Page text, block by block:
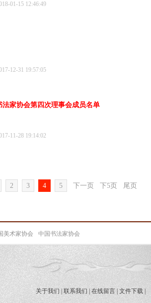
01-15 12:46:49
12-31 19:57:05
法家协会第四次理事会成员名单
11-28 19:14:02
2 3 4 5 下一页 下5页 尾页
美术家协会 中国书法家协会
关于我们 联系我们 在线留言 文件下载